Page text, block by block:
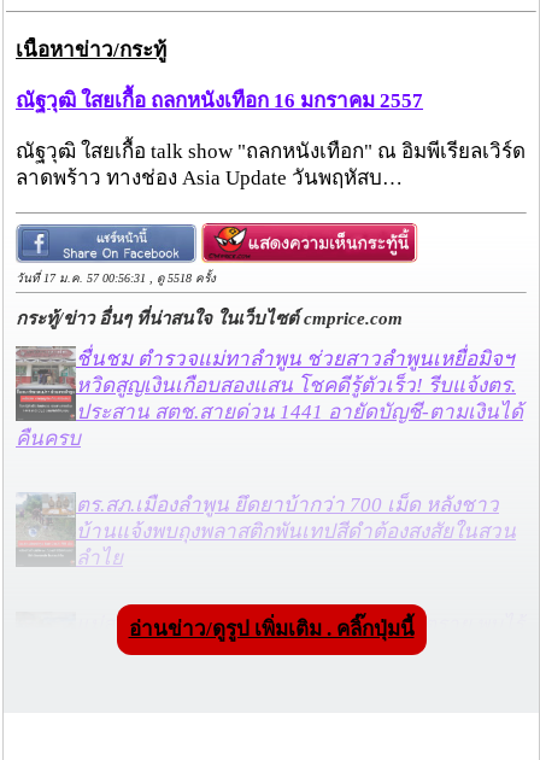
เนื้อหาข่าว/กระทู้
ณัฐวุฒิ ใสยเกื้อ ถลกหนังเทือก 16 มกราคม 2557
ณัฐวุฒิ ใสยเกื้อ talk show "ถลกหนังเทือก" ณ อิมพีเรียลเวิร์ด
ลาดพร้าว ทางช่อง Asia Update วันพฤหัสบ…
วันที่ 17 ม.ค. 57 00:56:31 , ดู 5518 ครั้ง
กระทู้/ข่าว อื่นๆ ที่น่าสนใจ ในเว็บไซต์ cmprice.com
ชื่นชม ตำรวจแม่ทาลำพูน ช่วยสาวลำพูนเหยื่อมิจฯ
หวิดสูญเงินเกือบสองแสน โชคดีรู้ตัวเร็ว! รีบแจ้งตร.
ประสาน สตช.สายด่วน 1441 อายัดบัญชี-ตามเงินได้
คืนครบ
ตร.สภ.เมืองลำพูน ยึดยาบ้ากว่า 700 เม็ด หลังชาว
บ้านแจ้งพบถุงพลาสติกพันเทปสีดำต้องสงสัยในสวน
ลำไย
แม่สะเรียง ลุยตรวจ “สกุชชี่“ ของเล่นอันตราย พบไร้
มาตรฐานเสี่ยงอันตราย สั่งห้ามขาย-เตือนภัยผู้
อ่านข่าว/ดูรูป เพิ่มเติม . คลิ๊กปุ่มนี้